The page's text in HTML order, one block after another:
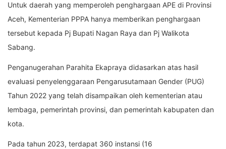
Untuk daerah yang memperoleh penghargaan APE di Provinsi
Aceh, Kementerian PPPA hanya memberikan penghargaan
tersebut kepada Pj Bupati Nagan Raya dan Pj Walikota
Sabang.
Penganugerahan Parahita Ekapraya didasarkan atas hasil
evaluasi penyelenggaraan Pengarusutamaan Gender (PUG)
Tahun 2022 yang telah disampaikan oleh kementerian atau
lembaga, pemerintah provinsi, dan pemerintah kabupaten dan
kota.
Pada tahun 2023, terdapat 360 instansi (16